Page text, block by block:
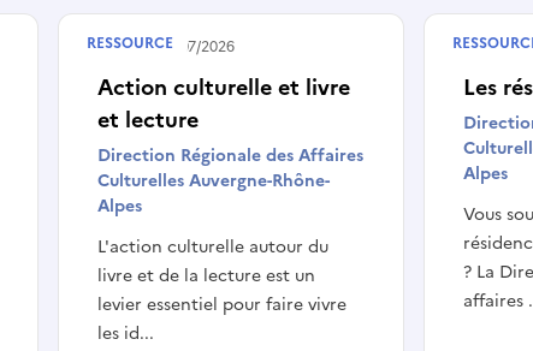
Action culturelle et livre
et lecture
Direction Régionale des Affaires
Culturelles Auvergne-Rhône-
Alpes
L'action culturelle autour du
livre et de la lecture est un
levier essentiel pour faire vivre
les id...
Publié le28/07/2026
RESSOURCE
Les
Alpes
Vous
? La
affaires
Publié le